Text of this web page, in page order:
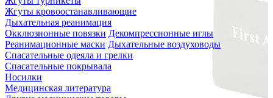
Жгуты кровоостанавливающие
Дыхательная реанимация
Окклюзионные повязки Декомпрессионные иглы
Реанимационные маски Дыхательные воздуховоды
Спасательные одеяла и грелки
Спасательные покрывала
Носилки
Медицинская литература